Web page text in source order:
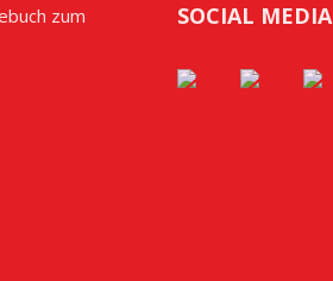
SOCIAL MEDIA